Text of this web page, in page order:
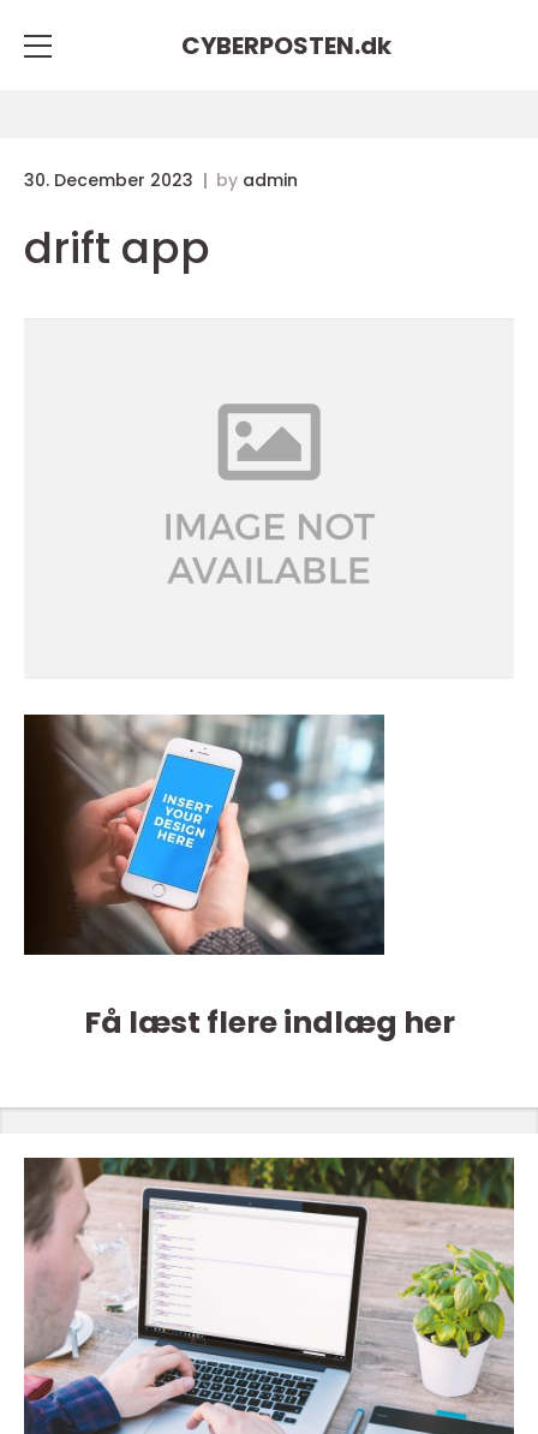
CYBERPOSTEN.dk
30. December 2023 by admin
drift app
Få læst flere indlæg her